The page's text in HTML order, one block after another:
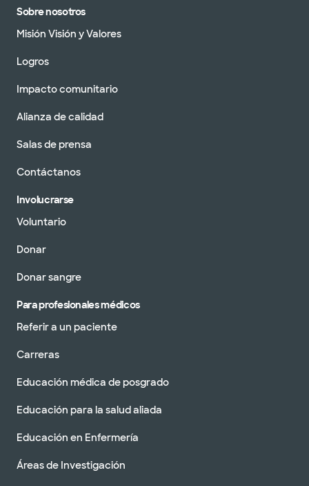
Sobre nosotros
Misión Visión y Valores
Logros
Impacto comunitario
Alianza de calidad
Salas de prensa
Contáctanos
Involucrarse
Voluntario
Donar
Donar sangre
Para profesionales médicos
Referir a un paciente
Carreras
Educación médica de posgrado
Educación para la salud aliada
Educación en Enfermería
Áreas de Investigación